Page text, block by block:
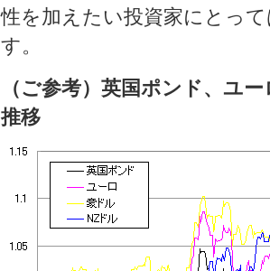
性を加えたい投資家にとっ
す。
（ご参考）英国ポンド、ユ
推移